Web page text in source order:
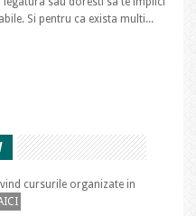
Si pentru ca exista multi...
cursurile organizate in